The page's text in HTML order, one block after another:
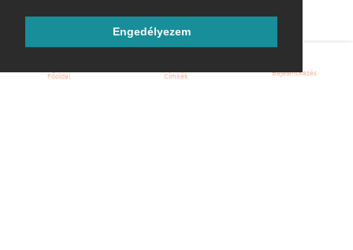
Engedélyezem
Főoldal Címkék Bejelentkezés